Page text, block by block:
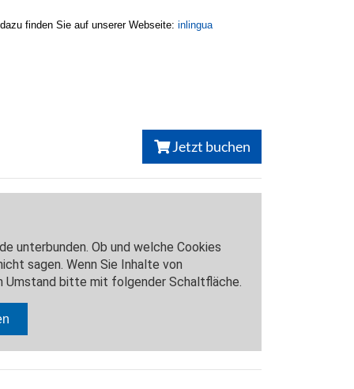
finden Sie auf unserer Webseite: inlingua
Jetzt buchen